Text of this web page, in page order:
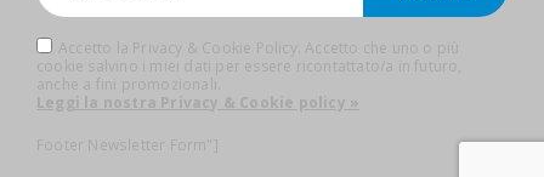
Accetto la Privacy & Cookie Policy. Accetto che uno o più
cookie salvino i miei dati per essere ricontattato/a in futuro,
anche a fini promozionali.
Leggi la nostra Privacy & Cookie policy »
Footer Newsletter Form"]